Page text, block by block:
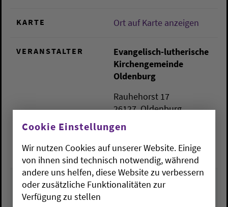
KARTE Ort auf Karte anzeigen
VERANSTALTER
Evangelisch-lutherische
Kirchengemeinde
Oldenburg
Rauhehorst 17
26127 Oldenburg
kirchenbuero.oldenburg-
de
Cookie Einstellungen
Wir nutzen Cookies auf unserer Website. Einige
von ihnen sind technisch notwendig, während
andere uns helfen, diese Website zu verbessern
oder zusätzliche Funktionalitäten zur
Verfügung zu stellen